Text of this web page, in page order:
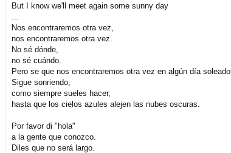
But I know we'll meet again some sunny day
Nos encontraremos otra vez,
nos encontraremos otra vez.
No sé dónde,
no sé cuándo.
Pero se que nos encontraremos otra vez en algún día soleado.
Sigue sonriendo,
como siempre sueles hacer,
hasta que los cielos azules alejen las nubes oscuras.
Por favor di "hola"
a la gente que conozco.
Diles que no será largo.